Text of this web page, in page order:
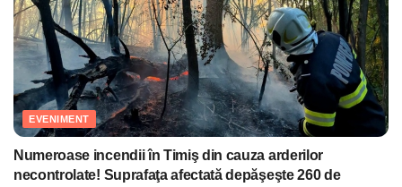
EVENIMENT
Numeroase incendii în Timiş din cauza arderilor
necontrolate! Suprafaţa afectată depăşeşte 260 de